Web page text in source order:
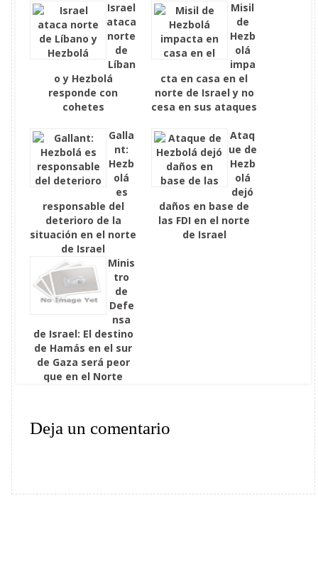
Israel
ataca
norte
de
Líban
o y Hezbolá
responde con
cohetes
Misil
de
Hezb
olá
impa
cta en casa en el
norte de Israel y no
cesa en sus ataques
Galla
nt:
Hezb
olá
es
responsable del
deterioro de la
situación en el norte
de Israel
Ataq
ue de
Hezb
olá
dejó
daños en base de
las FDI en el norte
de Israel
Minis
tro
de
Defe
nsa
de Israel: El destino
de Hamás en el sur
de Gaza será peor
que en el Norte
Deja un comentario